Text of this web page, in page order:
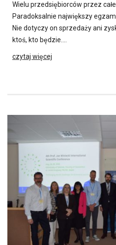
Wielu przedsiębiorców przez
Paradoksalnie największy
Nie dotyczy on sprzedaży ani
ktoś, kto będzie….
czytaj więcej